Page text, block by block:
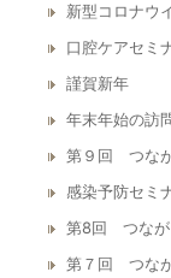
新型コロナウ
口腔ケアセミ
謹賀新年
年末年始の訪
第９回 つな
感染予防セミ
第8回 つなが
第７回 つな